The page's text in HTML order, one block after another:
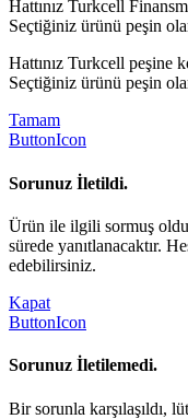
Hattınız Turkcell
Seçtiğiniz ürünü peşin
Hattınız Turkcell peşine
Seçtiğiniz ürünü peşin
Tamam
ButtonIcon
Sorunuz İletildi.
Ürün ile ilgili sormuş
sürede yanıtlanacaktır.
edebilirsiniz.
Kapat
ButtonIcon
Sorunuz İletilemedi.
Bir sorunla karşılaşıldı,